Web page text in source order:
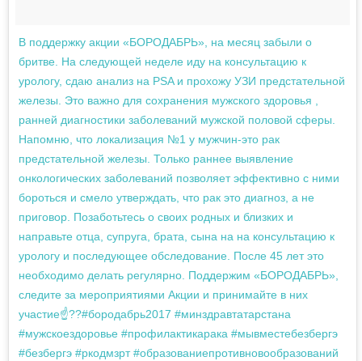
В поддержку акции «БОРОДАБРЬ», на месяц забыли о
бритве. На следующей неделе иду на консультацию к
урологу, сдаю анализ на PSA и прохожу УЗИ предстательной
железы. Это важно для сохранения мужского здоровья ,
ранней диагностики заболеваний мужской половой сферы.
Напомню, что локализация №1 у мужчин-это рак
предстательной железы. Только раннее выявление
онкологических заболеваний позволяет эффективно с ними
бороться и смело утверждать, что рак это диагноз, а не
приговор. Позаботьтесь о своих родных и близких и
направьте отца, супруга, брата, сына на на консультацию к
урологу и последующее обследование. После 45 лет это
необходимо делать регулярно. Поддержим «БОРОДАБРЬ»,
следите за мероприятиями Акции и принимайте в них
участие☝️??#бородабрь2017 #минздравтатарстана
#мужскоездоровье #профилактикарака #мывместебезбергэ
#безбергэ #ркодмзрт #образованиепротивновообразований